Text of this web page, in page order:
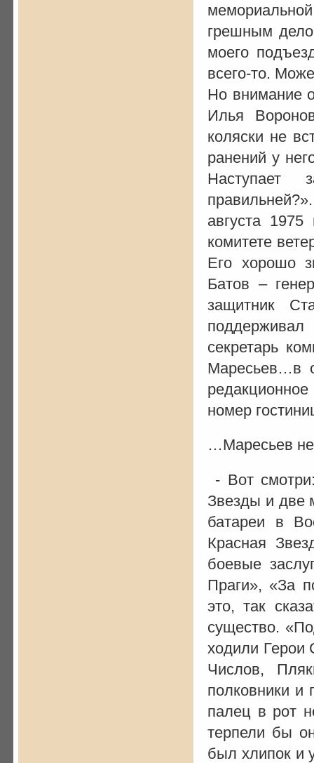
грешным
моего
всего-то.
Но внимание
Илья
коляски не
ранений у
Наступает
августа
комитете
Его хорошо
Батов –
защитник
секретарь
Маресьев…в
номер
…Маресьев
- Вот
Звезды и две
батареи в
Красная
боевые
Праги», «За
это, так
существо.
ходили Герои
Числов,
полковники и
палец в рот
терпели бы
был хлипок и